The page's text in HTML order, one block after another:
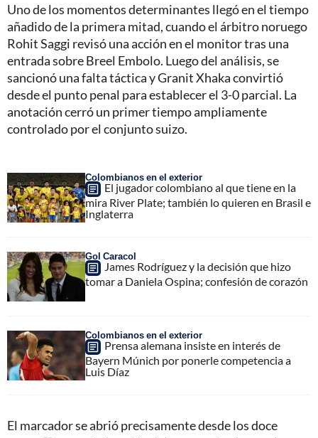
Uno de los momentos determinantes llegó en el tiempo
añadido de la primera mitad, cuando el árbitro noruego
Rohit Saggi revisó una acción en el monitor tras una
entrada sobre Breel Embolo. Luego del análisis, se
sancionó una falta táctica y Granit Xhaka convirtió
desde el punto penal para establecer el 3-0 parcial. La
anotación cerró un primer tiempo ampliamente
controlado por el conjunto suizo.
Colombianos en el exterior
El jugador colombiano al que tiene en la
mira River Plate; también lo quieren en Brasil e
Inglaterra
Gol Caracol
James Rodríguez y la decisión que hizo
tomar a Daniela Ospina; confesión de corazón
Colombianos en el exterior
Prensa alemana insiste en interés de
Bayern Múnich por ponerle competencia a
Luis Díaz
El marcador se abrió precisamente desde los doce